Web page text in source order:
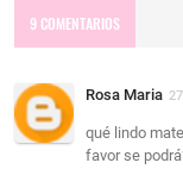
9 COMENTARIOS
Rosa Maria
qué lindo
favor se